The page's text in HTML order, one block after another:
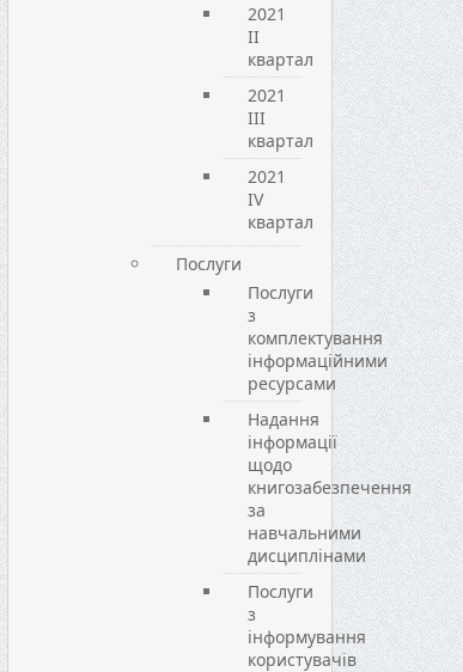
2021
ІІ
квартал
2021
ІІІ
квартал
2021
IV
квартал
Послуги
Послуги
з
комплектування
інформаційними
ресурсами
Надання
інформації
щодо
книгозабезпечення
за
навчальними
дисциплінами
Послуги
з
інформування
користувачів